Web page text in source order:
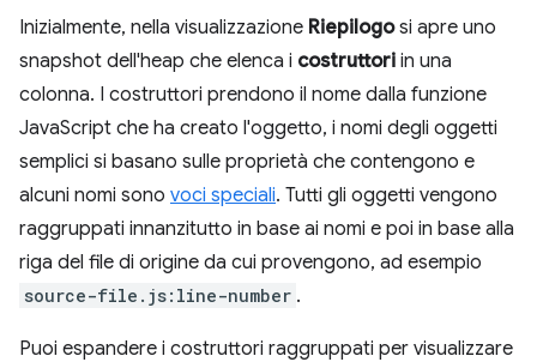
Inizialmente, nella visualizzazione Riepilogosi apre uno
snapshot dell'heap che elenca i costruttori in una
colonna. I costruttori prendono il nome dalla funzione
JavaScript che ha creato l'oggetto, i nomi degli oggetti
semplici si basano sulle proprietà che contengono e
alcuni nomi sono voci speciali. Tutti gli oggetti vengono
raggruppati innanzitutto in base ai nomi e poi in base alla
riga del file di origine da cui provengono, ad esempio
source-file.js:line-number .
Puoi espandere i costruttori raggruppati per visualizzare